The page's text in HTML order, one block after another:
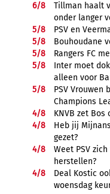
6/8
Tillman haalt
onder langer
5/8
PSV en
5/8
Bouhoudane
5/8
Rangers FC
5/8
Inter moet
alleen voor
5/8
PSV Vrouwen
Champions
4/8
KNVB zet
4/8
Heb jij
gezet?
4/8
Weet PSV
herstellen?
4/8
Deal Kostic
woensdag